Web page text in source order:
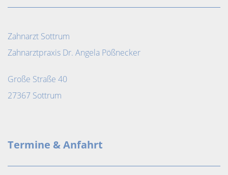
Zahnarzt Sottrum
Zahnarztpraxis Dr. Angela Pößnecker
Große Straße 40
27367 Sottrum
Termine & Anfahrt